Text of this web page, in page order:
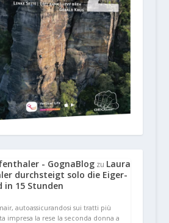
- GognaBlogzu Laura
durchsteigt solo die Eiger-
in 15 Stunden
autoassicurandosi sui tratti più
impresa la rese la seconda donna a